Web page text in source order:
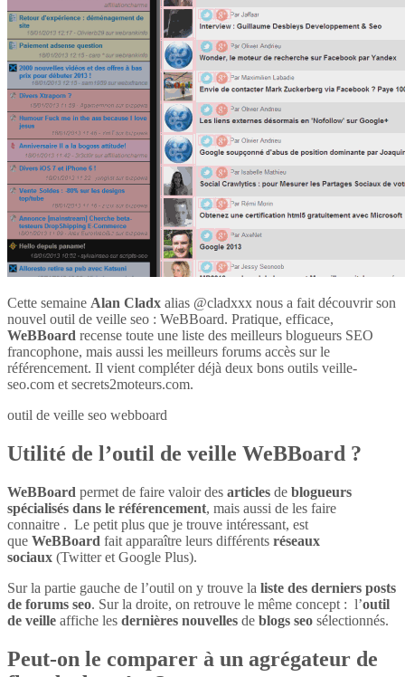
Cette semaine Alan Cladx alias @cladxxx nous a fait découvrir son
nouvel outil de veille seo : WeBBoard. Pratique, efficace,
WeBBoard recense toute une liste des meilleurs blogueurs SEO
francophone, mais aussi les meilleurs forums accès sur le
référencement. Il vient compléter déjà deux bons outils veille-
seo.com et secrets2moteurs.com.
outil de veille seo webboard
Utilité de l’outil de veille WeBBoard ?
WeBBoard permet de faire valoir des articles de blogueurs
spécialisés dans le référencement, mais aussi de les faire
connaitre . Le petit plus que je trouve intéressant, est
que WeBBoard fait apparaître leurs différents réseaux
sociaux (Twitter et Google Plus).
Sur la partie gauche de l’outil on y trouve la liste des derniers posts
de forums seo. Sur la droite, on retrouve le même concept : l’outil
de veille affiche les dernières nouvelles de blogs seo sélectionnés.
Peut-on le comparer à un agrégateur de